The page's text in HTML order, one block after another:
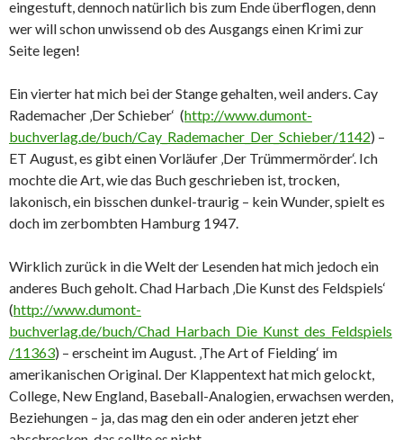
eingestuft, dennoch natürlich bis zum Ende überflogen, denn
wer will schon unwissend ob des Ausgangs einen Krimi zur
Seite legen!
Ein vierter hat mich bei der Stange gehalten, weil anders. Cay
Rademacher ‚Der Schieber‘ (http://www.dumont-
buchverlag.de/buch/Cay_Rademacher_Der_Schieber/1142) –
ET August, es gibt einen Vorläufer ‚Der Trümmermörder‘. Ich
mochte die Art, wie das Buch geschrieben ist, trocken,
lakonisch, ein bisschen dunkel-traurig – kein Wunder, spielt es
doch im zerbombten Hamburg 1947.
Wirklich zurück in die Welt der Lesenden hat mich jedoch ein
anderes Buch geholt. Chad Harbach ‚Die Kunst des Feldspiels‘
(http://www.dumont-
buchverlag.de/buch/Chad_Harbach_Die_Kunst_des_Feldspiels
/11363) – erscheint im August. ‚The Art of Fielding‘ im
amerikanischen Original. Der Klappentext hat mich gelockt,
College, New England, Baseball-Analogien, erwachsen werden,
Beziehungen – ja, das mag den ein oder anderen jetzt eher